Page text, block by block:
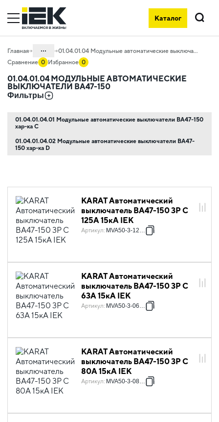
Каталог
Поиск
Главная ...
Каталог
01. Модульное оборудование
выключатели KARAT
01.04.01.04 Модульные автоматические выключатели ВА47-150
Сравнение 0 Избранное 0
01.04.01.04 МОДУЛЬНЫЕ АВТОМАТИЧЕСКИЕ
ВЫКЛЮЧАТЕЛИ ВА47-150
Фильтры
01.04.01.04.01 Модульные автоматические выключатели ВА47-150
хар-ка C
01.04.01.04.02 Модульные автоматические выключатели ВА47-
150 хар-ка D
KARAT Автоматический
выключатель ВА47-150 3P C
125А 15кА IEK
Артикул: MVA50-3-125-C
KARAT Автоматический
выключатель ВА47-150 3P C
63А 15кА IEK
Артикул: MVA50-3-063-C
KARAT Автоматический
выключатель ВА47-150 3P C
80А 15кА IEK
Артикул: MVA50-3-080-C